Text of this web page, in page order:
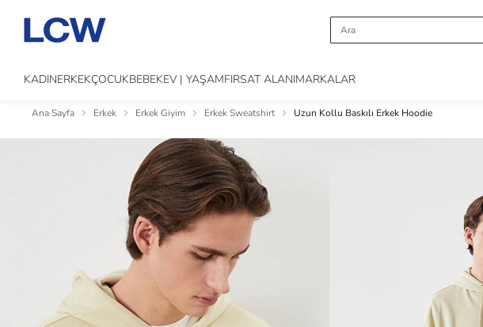
KADINERKEKÇOCUKBEBEKEV | YAŞAMFIRSAT ALANIMARKALAR
Ana Sayfa Erkek Erkek Giyim Erkek Sweatshirt Uzun Kollu Baskılı Erkek Hoodie